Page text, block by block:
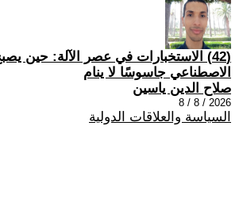
(42) الاستخبارات في عصر الآلة: حين
الاصطناعي جاسوسًا لا ينام
صلاح الدين ياسين
2026 / 8 / 8
السياسة والعلاقات الدولية